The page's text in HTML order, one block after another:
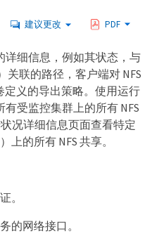
建议更改 PDF
详细信息，例如其状态，与
关联的路径，客户端对 NFS
义的导出策略。使用运行
受监控集群上的所有 NFS
况详细信息页面查看特定
上的所有 NFS 共享。
。
的网络接口。